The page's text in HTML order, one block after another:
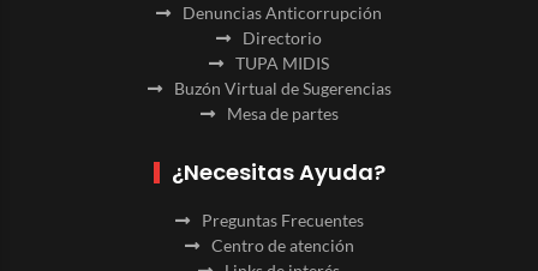
Denuncias Anticorrupción
Directorio
TUPA MIDIS
Buzón Virtual de Sugerencias
Mesa de partes
¿Necesitas Ayuda?
Preguntas Frecuentes
Centro de atención